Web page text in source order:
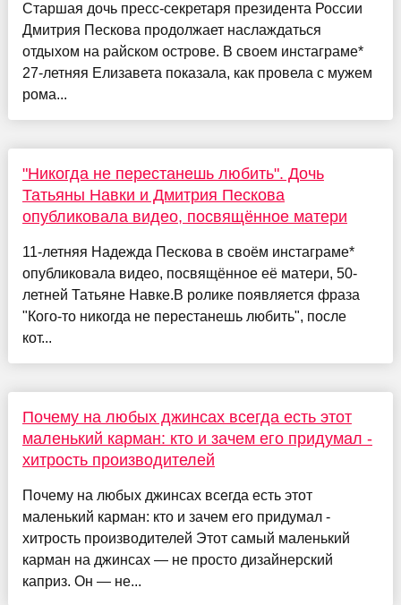
Старшая дочь пресс-секретаря президента России
Дмитрия Пескова продолжает наслаждаться
отдыхом на райском острове. В своем инстаграме*
27-летняя Елизавета показала, как провела с мужем
рома...
"Никогда не перестанешь любить". Дочь
Татьяны Навки и Дмитрия Пескова
опубликовала видео, посвящённое матери
11-летняя Надежда Пескова в своём инстаграме*
опубликовала видео, посвящённое её матери, 50-
летней Татьяне Навке.В ролике появляется фраза
"Кого-то никогда не перестанешь любить", после
кот...
Почему на любых джинсах всегда есть этот
маленький карман: кто и зачем его придумал -
хитрость производителей
Почему на любых джинсах всегда есть этот
маленький карман: кто и зачем его придумал -
хитрость производителей Этот самый маленький
карман на джинсах — не просто дизайнерский
каприз. Он — не...